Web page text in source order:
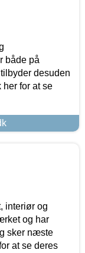
både på
desuden
for at se
interiør og
og har
sker næste
at se deres